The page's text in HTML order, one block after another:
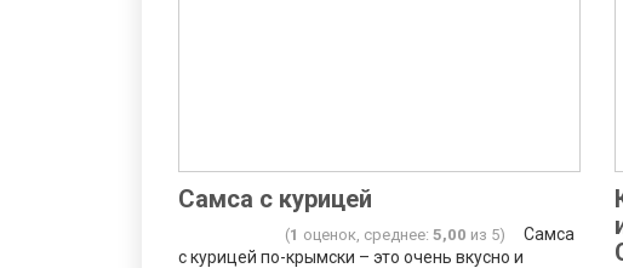
Самса с курицей
(1 оценок, среднее: 5,00 из 5)
Самса
с курицей по-крымски – это очень вкусно и